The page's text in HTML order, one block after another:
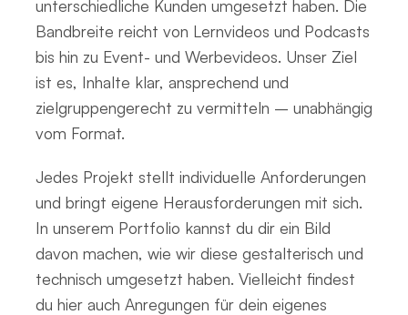
unterschiedliche Kunden umgesetzt haben. Die
Bandbreite reicht von Lernvideos und Podcasts
bis hin zu Event- und Werbevideos. Unser Ziel
ist es, Inhalte klar, ansprechend und
zielgruppengerecht zu vermitteln – unabhängig
vom Format.
Jedes Projekt stellt individuelle Anforderungen
und bringt eigene Herausforderungen mit sich.
In unserem Portfolio kannst du dir ein Bild
davon machen, wie wir diese gestalterisch und
technisch umgesetzt haben. Vielleicht findest
du hier auch Anregungen für dein eigenes